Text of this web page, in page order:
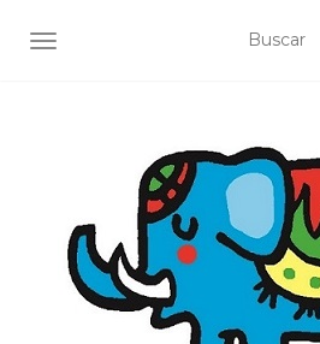
ALTERNAR NAVEGACIÓN